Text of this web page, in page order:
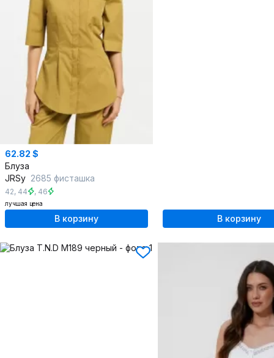
62.82 $
Блуза
JRSy 2685 фисташка
42, 44 , 46
лучшая цена
В корзину В корзину